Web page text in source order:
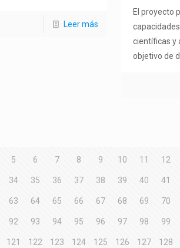
Leer más
El proyecto
científicas y
objetivo de
5 6 7 8 9 10 11 12
34 35 36 37 38 39 40 41
63 64 65 66 67 68 69 70
92 93 94 95 96 97 98 99
121 122 123 124 125 126 127 128